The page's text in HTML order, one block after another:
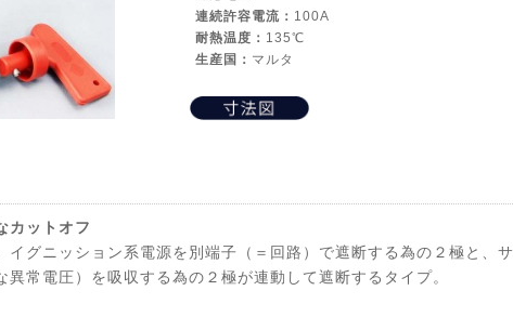
連続許容電流： 100A
耐熱温度： 135℃
生産国： マルタ
カットオフ
イグニッション系電源を別端子（＝回路）で遮断する為の２極と、サ
異常電圧）を吸収する為の２極が連動して遮断するタイプ。